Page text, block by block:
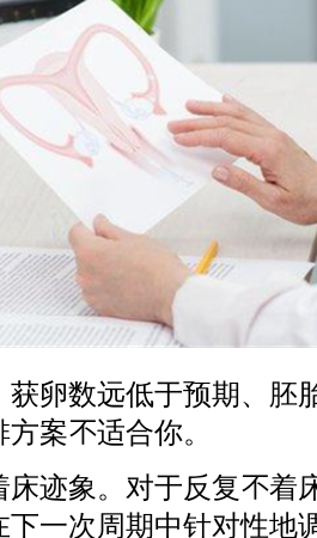
获卵数远低于预期、胚
案不适合你。
床迹象。对于反复不着
下一次周期中针对性地